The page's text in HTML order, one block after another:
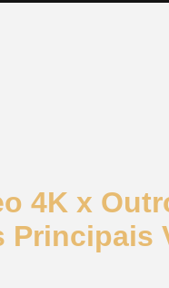
4K x
Principais